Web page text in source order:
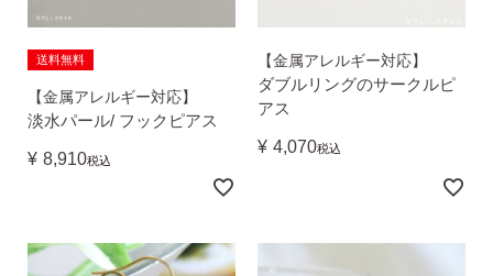
に「お渡し用バック」と季節に合わせた「メッセージカー
送料無料
【金属アレルギー対応】
淡水パール/ フックピアス
¥ 8,910税込
【金属アレルギー対応】
ダブルリングのサークルピ
アス
¥ 4,070税込